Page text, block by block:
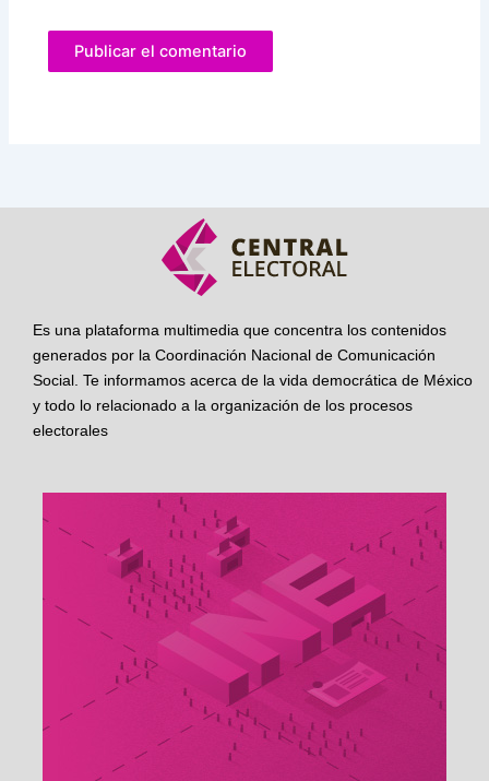
Es una plataforma multimedia que concentra los contenidos
generados por la Coordinación Nacional de Comunicación
Social. Te informamos acerca de la vida democrática de México
y todo lo relacionado a la organización de los procesos
electorales